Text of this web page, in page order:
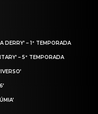
DERRY’ – 1ª TEMPORADA
– 5ª TEMPORADA